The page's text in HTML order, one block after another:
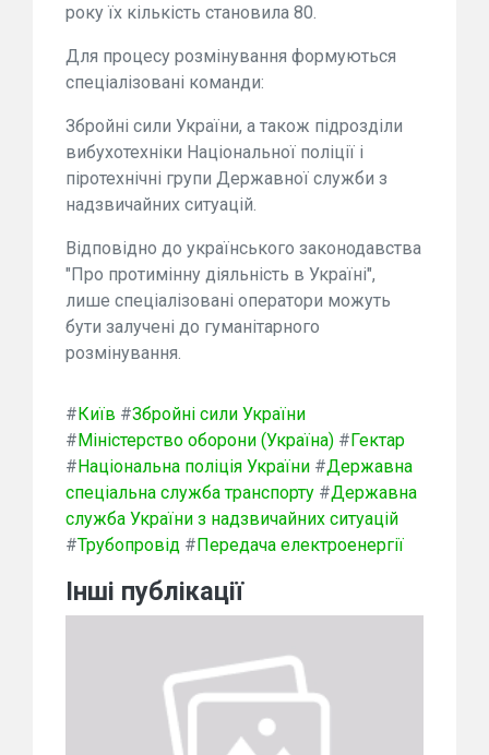
року їх кількість становила 80.
Для процесу розмінування формуються
спеціалізовані команди:
Збройні сили України, а також підрозділи
вибухотехніки Національної поліції і
піротехнічні групи Державної служби з
надзвичайних ситуацій.
Відповідно до українського законодавства
"Про протимінну діяльність в Україні",
лише спеціалізовані оператори можуть
бути залучені до гуманітарного
розмінування.
#Київ #Збройні сили України
#Міністерство оборони (Україна) #Гектар
#Національна поліція України #Державна
спеціальна служба транспорту #Державна
служба України з надзвичайних ситуацій
#Трубопровід #Передача електроенергії
Інші публікації